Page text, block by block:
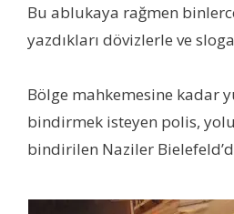
Bu ablukaya rağmen
yazdıkları dövizlerle ve
Bölge mahkemesine kadar
bindirmek isteyen polis,
bindirilen Naziler